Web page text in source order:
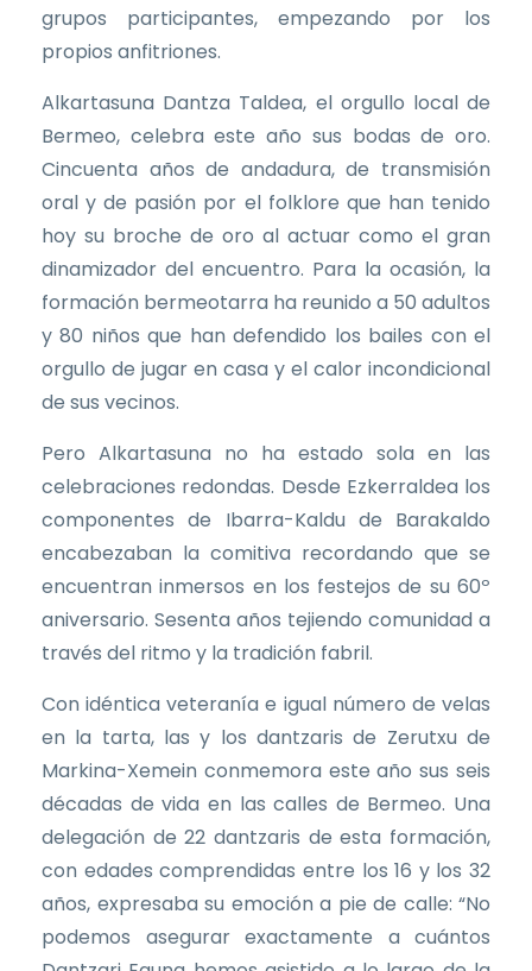
grupos participantes, empezando por los
propios anfitriones.
Alkartasuna Dantza Taldea, el orgullo local de
Bermeo, celebra este año sus bodas de oro.
Cincuenta años de andadura, de transmisión
oral y de pasión por el folklore que han tenido
hoy su broche de oro al actuar como el gran
dinamizador del encuentro. Para la ocasión, la
formación bermeotarra ha reunido a 50 adultos
y 80 niños que han defendido los bailes con el
orgullo de jugar en casa y el calor incondicional
de sus vecinos.
Pero Alkartasuna no ha estado sola en las
celebraciones redondas. Desde Ezkerraldea los
componentes de Ibarra-Kaldu de Barakaldo
encabezaban la comitiva recordando que se
encuentran inmersos en los festejos de su 60º
aniversario. Sesenta años tejiendo comunidad a
través del ritmo y la tradición fabril.
Con idéntica veteranía e igual número de velas
en la tarta, las y los dantzaris de Zerutxu de
Markina-Xemein conmemora este año sus seis
décadas de vida en las calles de Bermeo. Una
delegación de 22 dantzaris de esta formación,
con edades comprendidas entre los 16 y los 32
años, expresaba su emoción a pie de calle: “No
podemos asegurar exactamente a cuántos